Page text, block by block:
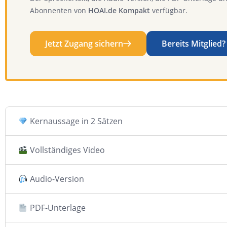
Abonnenten von HOAI.de Kompakt verfügbar.
Jetzt Zugang sichern Bereits
Kernaussage in 2 Sätzen
Vollständiges Video
Audio-Version
PDF-Unterlage